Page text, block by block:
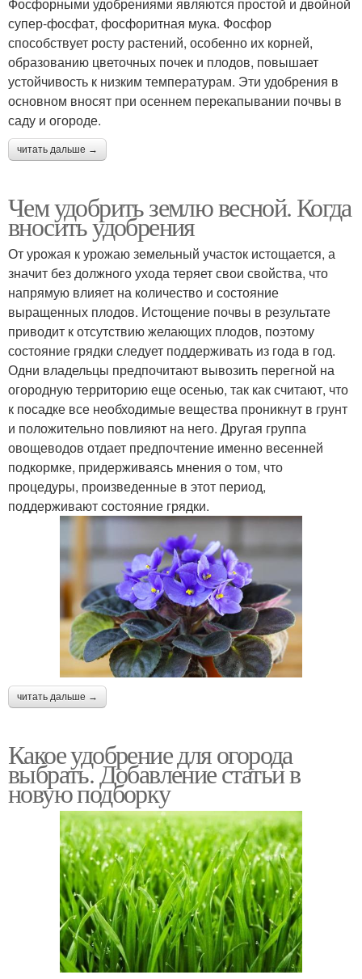
супер-фосфат, фосфоритная мука. Фосфор
способствует росту растений, особенно их корней,
образованию цветочных почек и плодов, повышает
устойчивость к низким температурам. Эти удобрения в
основном вносят при осеннем перекапывании почвы в
саду и огороде.
читать дальше →
Чем удобрить землю весной. Когда
вносить удобрения
От урожая к урожаю земельный участок истощается, а
значит без должного ухода теряет свои свойства, что
напрямую влияет на количество и состояние
выращенных плодов. Истощение почвы в результате
приводит к отсутствию желающих плодов, поэтому
состояние грядки следует поддерживать из года в год.
Одни владельцы предпочитают вывозить перегной на
огородную территорию еще осенью, так как считают, что
к посадке все необходимые вещества проникнут в грунт
и положительно повлияют на него. Другая группа
овощеводов отдает предпочтение именно весенней
подкормке, придерживаясь мнения о том, что
процедуры, произведенные в этот период,
поддерживают состояние грядки.
читать дальше →
Какое удобрение для огорода
выбрать. Добавление статьи в
новую подборку